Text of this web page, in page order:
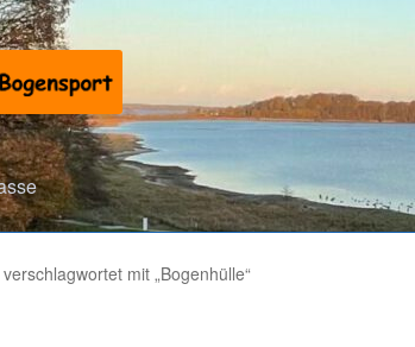
mit „Bogenhülle“